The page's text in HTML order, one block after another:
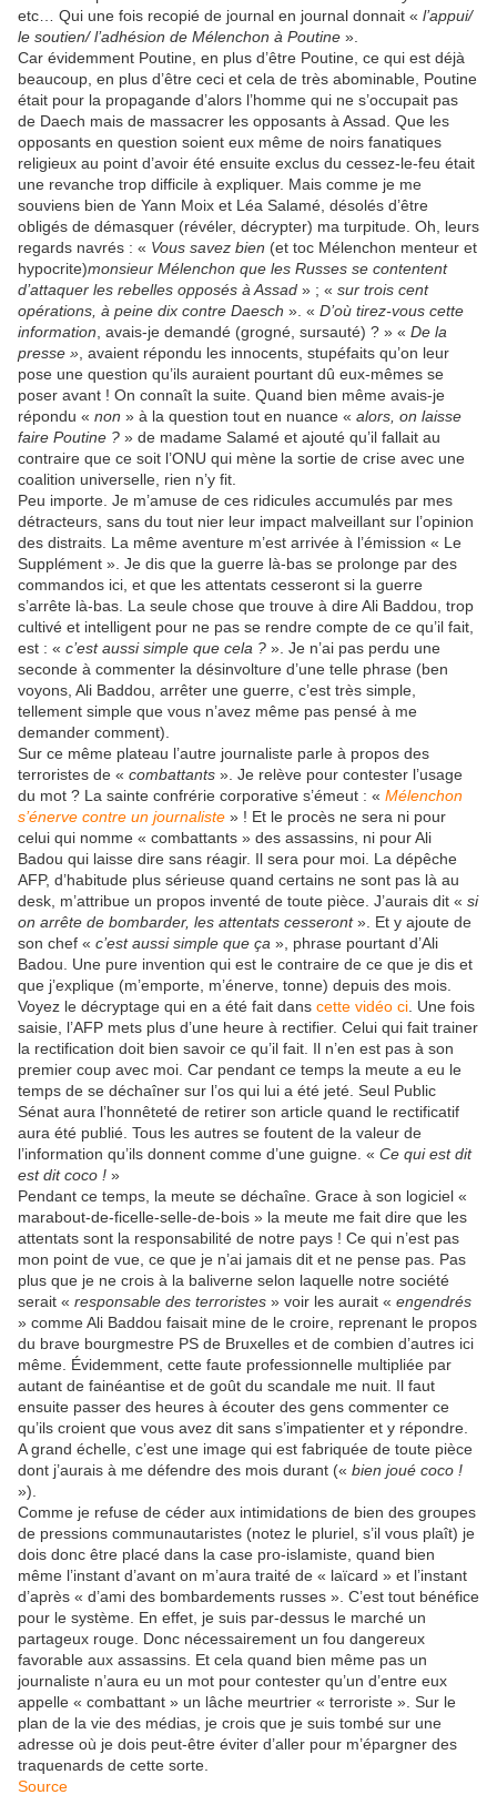
etc… Qui une fois recopié de journal en journal donnait « l’appui/
le soutien/ l’adhésion de Mélenchon à Poutine ».
Car évidemment Poutine, en plus d’être Poutine, ce qui est déjà
beaucoup, en plus d’être ceci et cela de très abominable, Poutine
était pour la propagande d’alors l’homme qui ne s’occupait pas
de Daech mais de massacrer les opposants à Assad. Que les
opposants en question soient eux même de noirs fanatiques
religieux au point d’avoir été ensuite exclus du cessez-le-feu était
une revanche trop difficile à expliquer. Mais comme je me
souviens bien de Yann Moix et Léa Salamé, désolés d’être
obligés de démasquer (révéler, décrypter) ma turpitude. Oh, leurs
regards navrés : « Vous savez bien (et toc Mélenchon menteur et
hypocrite)monsieur Mélenchon que les Russes se contentent
d’attaquer les rebelles opposés à Assad » ; « sur trois cent
opérations, à peine dix contre Daesch ». « D’où tirez-vous cette
information, avais-je demandé (grogné, sursauté) ? » « De la
presse », avaient répondu les innocents, stupéfaits qu’on leur
pose une question qu’ils auraient pourtant dû eux-mêmes se
poser avant ! On connaît la suite. Quand bien même avais-je
répondu « non » à la question tout en nuance « alors, on laisse
faire Poutine ? » de madame Salamé et ajouté qu’il fallait au
contraire que ce soit l’ONU qui mène la sortie de crise avec une
coalition universelle, rien n’y fit.
Peu importe. Je m’amuse de ces ridicules accumulés par mes
détracteurs, sans du tout nier leur impact malveillant sur l’opinion
des distraits. La même aventure m’est arrivée à l’émission « Le
Supplément ». Je dis que la guerre là-bas se prolonge par des
commandos ici, et que les attentats cesseront si la guerre
s’arrête là-bas. La seule chose que trouve à dire Ali Baddou, trop
cultivé et intelligent pour ne pas se rendre compte de ce qu’il fait,
est : « c’est aussi simple que cela ? ». Je n’ai pas perdu une
seconde à commenter la désinvolture d’une telle phrase (ben
voyons, Ali Baddou, arrêter une guerre, c’est très simple,
tellement simple que vous n’avez même pas pensé à me
demander comment).
Sur ce même plateau l’autre journaliste parle à propos des
terroristes de « combattants ». Je relève pour contester l’usage
du mot ? La sainte confrérie corporative s’émeut : « Mélenchon
s’énerve contre un journaliste » ! Et le procès ne sera ni pour
celui qui nomme « combattants » des assassins, ni pour Ali
Badou qui laisse dire sans réagir. Il sera pour moi. La dépêche
AFP, d’habitude plus sérieuse quand certains ne sont pas là au
desk, m’attribue un propos inventé de toute pièce. J’aurais dit « si
on arrête de bombarder, les attentats cesseront». Et y ajoute de
son chef « c’est aussi simple que ça », phrase pourtant d’Ali
Badou. Une pure invention qui est le contraire de ce que je dis et
que j’explique (m’emporte, m’énerve, tonne) depuis des mois.
Voyez le décryptage qui en a été fait dans cette vidéo ci. Une fois
saisie, l’AFP mets plus d’une heure à rectifier. Celui qui fait trainer
la rectification doit bien savoir ce qu’il fait. Il n’en est pas à son
premier coup avec moi. Car pendant ce temps la meute a eu le
temps de se déchaîner sur l’os qui lui a été jeté. Seul Public
Sénat aura l’honnêteté de retirer son article quand le rectificatif
aura été publié. Tous les autres se foutent de la valeur de
l’information qu’ils donnent comme d’une guigne. « Ce qui est dit
est dit coco ! »
Pendant ce temps, la meute se déchaîne. Grace à son logiciel «
marabout-de-ficelle-selle-de-bois » la meute me fait dire que les
attentats sont la responsabilité de notre pays ! Ce qui n’est pas
mon point de vue, ce que je n’ai jamais dit et ne pense pas. Pas
plus que je ne crois à la baliverne selon laquelle notre société
serait « responsable des terroristes » voir les aurait « engendrés
» comme Ali Baddou faisait mine de le croire, reprenant le propos
du brave bourgmestre PS de Bruxelles et de combien d’autres ici
même. Évidemment, cette faute professionnelle multipliée par
autant de fainéantise et de goût du scandale me nuit. Il faut
ensuite passer des heures à écouter des gens commenter ce
qu’ils croient que vous avez dit sans s’impatienter et y répondre.
A grand échelle, c’est une image qui est fabriquée de toute pièce
dont j’aurais à me défendre des mois durant (« bien joué coco !
»).
Comme je refuse de céder aux intimidations de bien des groupes
de pressions communautaristes (notez le pluriel, s’il vous plaît) je
dois donc être placé dans la case pro-islamiste, quand bien
même l’instant d’avant on m’aura traité de « laïcard » et l’instant
d’après « d’ami des bombardements russes ». C’est tout bénéfice
pour le système. En effet, je suis par-dessus le marché un
partageux rouge. Donc nécessairement un fou dangereux
favorable aux assassins. Et cela quand bien même pas un
journaliste n’aura eu un mot pour contester qu’un d’entre eux
appelle « combattant » un lâche meurtrier « terroriste ». Sur le
plan de la vie des médias, je crois que je suis tombé sur une
adresse où je dois peut-être éviter d’aller pour m’épargner des
traquenards de cette sorte.
Source